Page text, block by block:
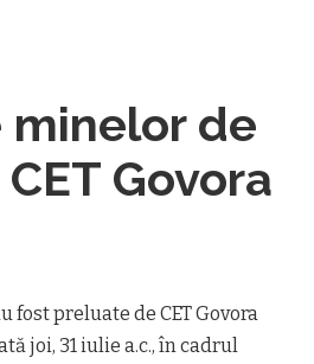
minelor de
Govora
preluate de CET Govora
joi, 31 iulie a.c., în cadrul